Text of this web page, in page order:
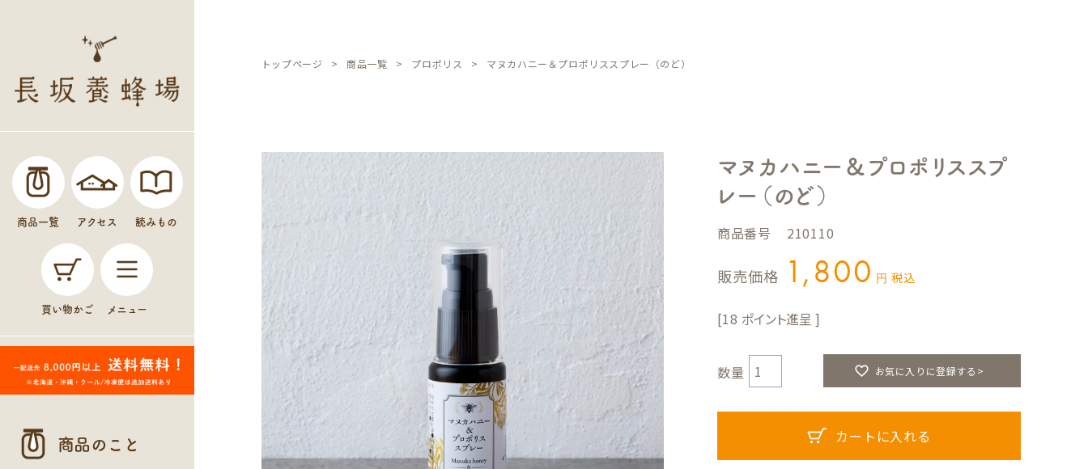
商品一覧 アクセス 読みもの
買い物かご メニュー
商品のこと
トップページ 商品一覧 プロポリス マヌカハニー＆プロポリススプレー（のど）
マヌカハニー＆プロポリススプ
レー（のど）
商品番号 210110
販売価格 1,800 税込
18
お気に入りに登録する>
カートに入れる